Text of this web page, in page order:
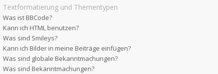
Textformatierung und Thementypen
Was ist BBCode?
Kann ich HTML benutzen?
Was sind Smileys?
Kann ich Bilder in meine Beiträge einfügen?
Was sind globale Bekanntmachungen?
Was sind Bekanntmachungen?